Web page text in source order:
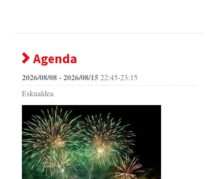
Agenda
2026/08/08 - 2026/08/1522:45-23:15
Eskualdea